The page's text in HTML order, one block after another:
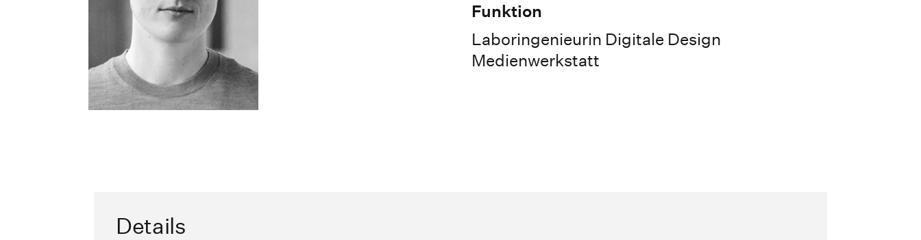
Funktion
Laboringenieurin Digitale Design
Medienwerkstatt
Details